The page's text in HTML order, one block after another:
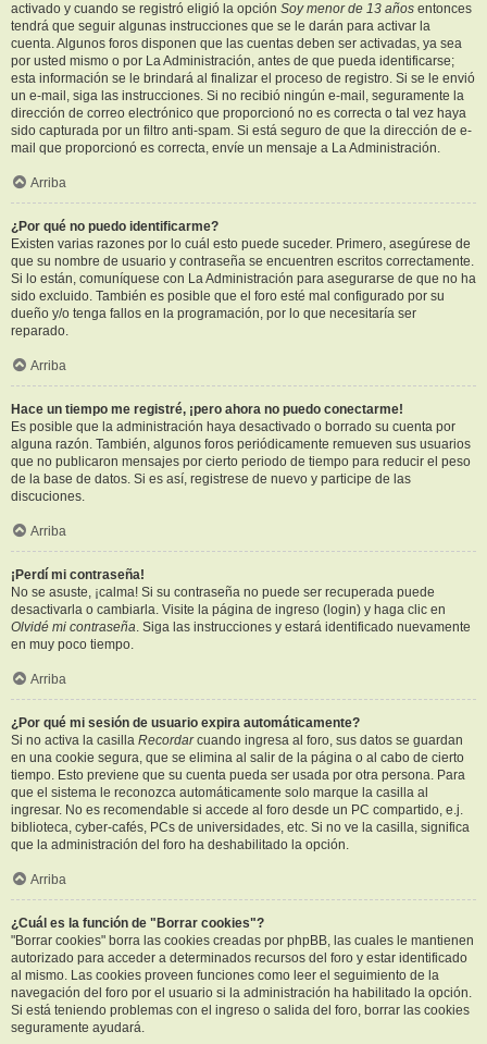
activado y cuando se registró eligió la opción Soy menor de 13 años entonces
tendrá que seguir algunas instrucciones que se le darán para activar la
cuenta. Algunos foros disponen que las cuentas deben ser activadas, ya sea
por usted mismo o por La Administración, antes de que pueda identificarse;
esta información se le brindará al finalizar el proceso de registro. Si se le envió
un e-mail, siga las instrucciones. Si no recibió ningún e-mail, seguramente la
dirección de correo electrónico que proporcionó no es correcta o tal vez haya
sido capturada por un filtro anti-spam. Si está seguro de que la dirección de e-
mail que proporcionó es correcta, envíe un mensaje a La Administración.
Arriba
¿Por qué no puedo identificarme?
Existen varias razones por lo cuál esto puede suceder. Primero, asegúrese de
que su nombre de usuario y contraseña se encuentren escritos correctamente.
Si lo están, comuníquese con La Administración para asegurarse de que no ha
sido excluido. También es posible que el foro esté mal configurado por su
dueño y/o tenga fallos en la programación, por lo que necesitaría ser
reparado.
Arriba
Hace un tiempo me registré, ¡pero ahora no puedo conectarme!
Es posible que la administración haya desactivado o borrado su cuenta por
alguna razón. También, algunos foros periódicamente remueven sus usuarios
que no publicaron mensajes por cierto periodo de tiempo para reducir el peso
de la base de datos. Si es así, registrese de nuevo y participe de las
discuciones.
Arriba
¡Perdí mi contraseña!
No se asuste, ¡calma! Si su contraseña no puede ser recuperada puede
desactivarla o cambiarla. Visite la página de ingreso (login) y haga clic en
Olvidé mi contraseña. Siga las instrucciones y estará identificado nuevamente
en muy poco tiempo.
Arriba
¿Por qué mi sesión de usuario expira automáticamente?
Si no activa la casilla Recordarcuando ingresa al foro, sus datos se guardan
en una cookie segura, que se elimina al salir de la página o al cabo de cierto
tiempo. Esto previene que su cuenta pueda ser usada por otra persona. Para
que el sistema le reconozca automáticamente solo marque la casilla al
ingresar. No es recomendable si accede al foro desde un PC compartido, e.j.
biblioteca, cyber-cafés, PCs de universidades, etc. Si no ve la casilla, significa
que la administración del foro ha deshabilitado la opción.
Arriba
¿Cuál es la función de "Borrar cookies"?
"Borrar cookies" borra las cookies creadas por phpBB, las cuales le mantienen
autorizado para acceder a determinados recursos del foro y estar identificado
al mismo. Las cookies proveen funciones como leer el seguimiento de la
navegación del foro por el usuario si la administración ha habilitado la opción.
Si está teniendo problemas con el ingreso o salida del foro, borrar las cookies
seguramente ayudará.